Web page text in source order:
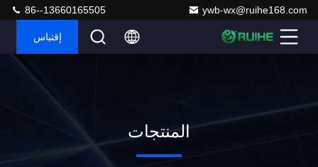
ywb-wx@ruihe168.com
86--13660165505
إقتباس
المنتجات